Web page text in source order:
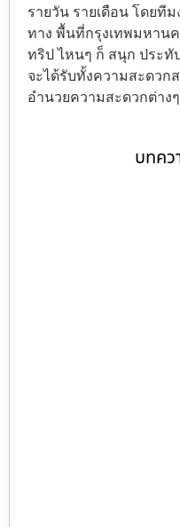
รายวัน รายเดือน โดยที
ทาง พื้นที่กรุงเทพมหาน
ทริป ไหนๆ ก็ สนุก ประทั
จะได้รับทั้งความสะดว
อำนวยความสะดวกต่าง
บทค